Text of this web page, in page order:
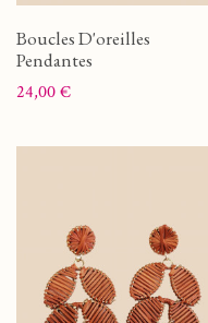
Boucles D'oreilles
Pendantes
Prix
24,00 €